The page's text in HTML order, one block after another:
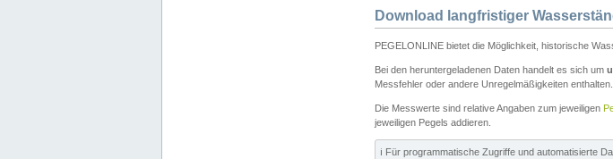
Download langfristiger
PEGELONLINE bietet die Möglichkeit, historische
Bei den heruntergeladenen Daten handelt es sich um
Messfehler oder andere Unregelmäßigkeiten enthalten.
Die Messwerte sind relative Angaben zum jeweiligen
jeweiligen Pegels addieren.
ℹ️ Für programmatische Zugriffe und automatisierte